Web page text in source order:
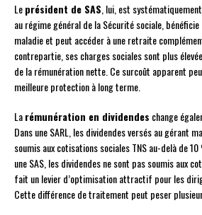
Leprésident de SAS , lui, est
au régime général de la Sécurité sociale,
maladie et peut accéder à une retraite
contrepartie, ses charges sociales sont plus
de la rémunération nette. Ce surcoût apparent
meilleure protection à long terme.
Larémunération en dividendes change
Dans une SARL, les dividendes versés au gérant
soumis aux cotisations sociales TNS au-delà de
une SAS, les dividendes ne sont pas soumis aux
fait un levier d’optimisation attractif pour les
Cette différence de traitement peut peser